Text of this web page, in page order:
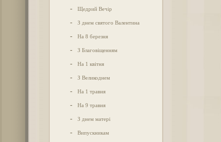
- Щедрий Вечір
- З днем святого Валентина
- На 8 березня
- З Благовіщенням
- На 1 квітня
- З Великоднем
- На 1 травня
- На 9 травня
- З днем матері
- Випускникам